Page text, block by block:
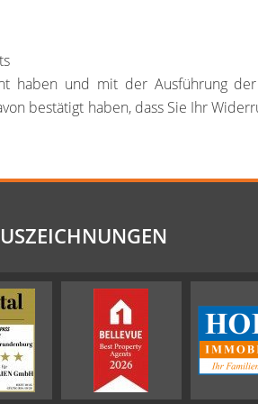
haben und mit der Ausführung
bestätigt haben, dass Sie Ihr